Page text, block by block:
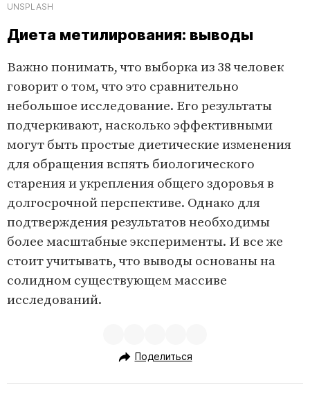
UNSPLASH
Диета метилирования: выводы
Важно понимать, что выборка из 38 человек
говорит о том, что это сравнительно
небольшое исследование. Его результаты
подчеркивают, насколько эффективными
могут быть простые диетические изменения
для обращения вспять биологического
старения и укрепления общего здоровья в
долгосрочной перспективе. Однако для
подтверждения результатов необходимы
более масштабные эксперименты. И все же
стоит учитывать, что выводы основаны на
солидном существующем массиве
исследований.
Поделиться